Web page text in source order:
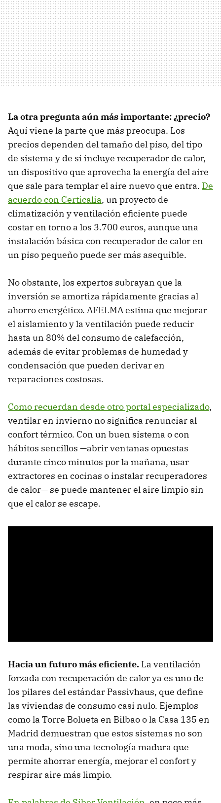
La otra pregunta aún más importante: ¿precio?
Aquí viene la parte que más preocupa. Los
precios dependen del tamaño del piso, del tipo
de sistema y de si incluye recuperador de calor,
un dispositivo que aprovecha la energía del aire
que sale para templar el aire nuevo que entra. De
acuerdo con Certicalia, un proyecto de
climatización y ventilación eficiente puede
costar en torno a los 3.700 euros, aunque una
instalación básica con recuperador de calor en
un piso pequeño puede ser más asequible.
No obstante, los expertos subrayan que la
inversión se amortiza rápidamente gracias al
ahorro energético. AFELMA estima que mejorar
el aislamiento y la ventilación puede reducir
hasta un 80% del consumo de calefacción,
además de evitar problemas de humedad y
condensación que pueden derivar en
reparaciones costosas.
Como recuerdan desde otro portal especializado,
ventilar en invierno no significa renunciar al
confort térmico. Con un buen sistema o con
hábitos sencillos —abrir ventanas opuestas
durante cinco minutos por la mañana, usar
extractores en cocinas o instalar recuperadores
de calor— se puede mantener el aire limpio sin
que el calor se escape.
Hacia un futuro más eficiente. La ventilación
forzada con recuperación de calor ya es uno de
los pilares del estándar Passivhaus, que define
las viviendas de consumo casi nulo. Ejemplos
como la Torre Bolueta en Bilbao o la Casa 135 en
Madrid demuestran que estos sistemas no son
una moda, sino una tecnología madura que
permite ahorrar energía, mejorar el confort y
respirar aire más limpio.